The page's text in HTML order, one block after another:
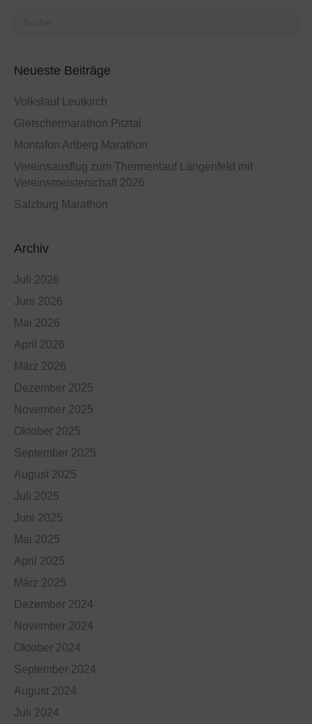
Neueste Beiträge
Volkslauf Leutkirch
Gletschermarathon Pitztal
Montafon Arlberg Marathon
Vereinsausflug zum Thermenlauf Längenfeld mit
Vereinsmeisterschaft 2026
Salzburg Marathon
Archiv
Juli 2026
Juni 2026
Mai 2026
April 2026
März 2026
Dezember 2025
November 2025
Oktober 2025
September 2025
August 2025
Juli 2025
Juni 2025
Mai 2025
April 2025
März 2025
Dezember 2024
November 2024
Oktober 2024
September 2024
August 2024
Juli 2024